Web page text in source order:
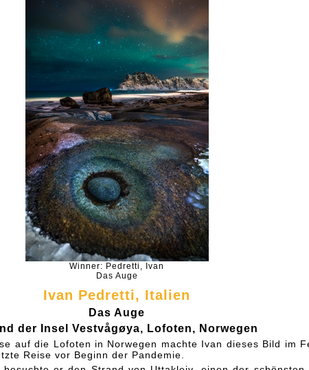
Winner: Pedretti, Ivan
Das Auge
Ivan Pedretti, Italien
Das Auge
der Insel Vestvågøya, Lofoten, Norwegen
auf die Lofoten in Norwegen machte Ivan dieses Bild im
Reise vor Beginn der Pandemie.